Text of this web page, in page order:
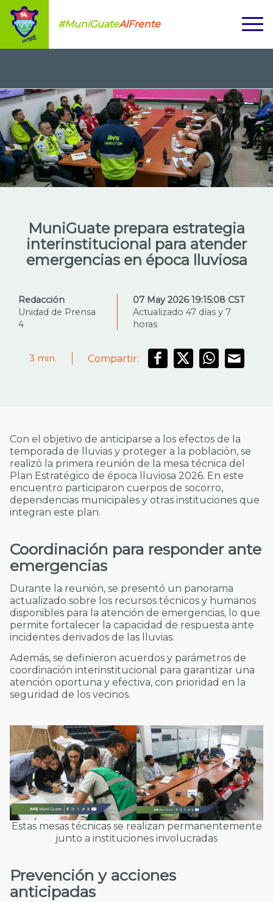
#MuniGuateAlFrente
MuniGuate prepara estrategia
interinstitucional para atender
emergencias en época lluviosa
Redacción
Unidad de Prensa
4
07 May 2026 19:15:08 CST
Actualizado 47 días y 7
horas
3 min. Compartir:
Con el objetivo de anticiparse a los efectos de la
temporada de lluvias y proteger a la población, se
realizó la primera reunión de la mesa técnica del
Plan Estratégico de época lluviosa 2026. En este
encuentro participaron cuerpos de socorro,
dependencias municipales y otras instituciones que
integran este plan.
Coordinación para responder ante
emergencias
Durante la reunión, se presentó un panorama
actualizado sobre los recursos técnicos y humanos
disponibles para la atención de emergencias, lo que
permite fortalecer la capacidad de respuesta ante
incidentes derivados de las lluvias.
Además, se definieron acuerdos y parámetros de
coordinación interinstitucional para garantizar una
atención oportuna y efectiva, con prioridad en la
seguridad de los vecinos.
Estas mesas técnicas se realizan permanentemente
junto a instituciones involucradas
Prevención y acciones
anticipadas